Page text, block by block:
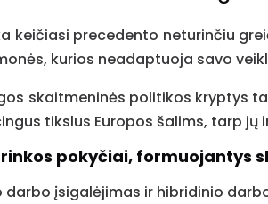
keičiasi precedento neturinčiu
kurios neadaptuoja savo
skaitmeninės politikos kryptys
tikslus Europos šalims, tarp
pokyčiai, formuojantys
darbo įsigalėjimas ir hibridinio